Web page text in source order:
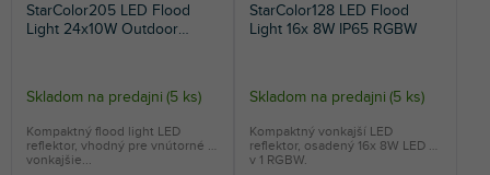
StarColor205 LED Flood
Light 24x10W Outdoor
Skladom na predajni (5 ks)
Kompaktný flood light LED
reflektor, vhodný pre vnútorné aj
vonkajšie...
StarColor128 LED Flood
Light 16x 8W IP65 RGBW
Skladom na predajni (5 ks)
Kompaktný vonkajší LED
reflektor, osadený 16x 8W LED 4
v 1 RGBW.